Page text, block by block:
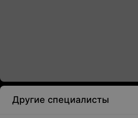
Другие специалисты